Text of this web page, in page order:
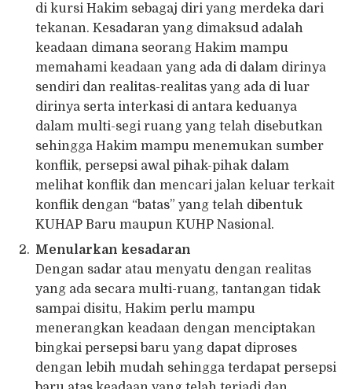
di kursi Hakim sebagaj diri yang merdeka dari
tekanan. Kesadaran yang dimaksud adalah
keadaan dimana seorang Hakim mampu
memahami keadaan yang ada di dalam dirinya
sendiri dan realitas-realitas yang ada di luar
dirinya serta interkasi di antara keduanya
dalam multi-segi ruang yang telah disebutkan
sehingga Hakim mampu menemukan sumber
konflik, persepsi awal pihak-pihak dalam
melihat konflik dan mencari jalan keluar terkait
konflik dengan “batas” yang telah dibentuk
KUHAP Baru maupun KUHP Nasional.
Menularkan kesadaran
Dengan sadar atau menyatu dengan realitas
yang ada secara multi-ruang, tantangan tidak
sampai disitu, Hakim perlu mampu
menerangkan keadaan dengan menciptakan
bingkai persepsi baru yang dapat diproses
dengan lebih mudah sehingga terdapat persepsi